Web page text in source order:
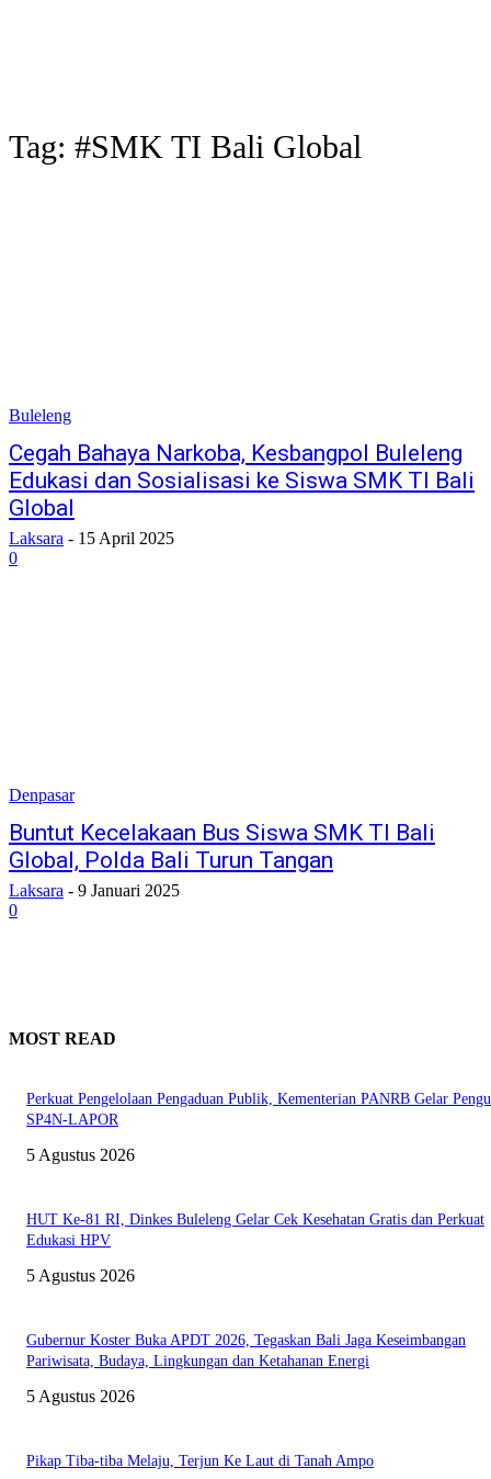
Tag: #SMK TI Bali Global
Buleleng
Cegah Bahaya Narkoba, Kesbangpol Buleleng
Edukasi dan Sosialisasi ke Siswa SMK TI Bali
Global
Laksara - 15 April 2025
0
Denpasar
Buntut Kecelakaan Bus Siswa SMK TI Bali
Global, Polda Bali Turun Tangan
Laksara - 9 Januari 2025
0
MOST READ
Perkuat Pengelolaan Pengaduan Publik, Kementerian PANRB Gelar
SP4N-LAPOR
5 Agustus 2026
HUT Ke-81 RI, Dinkes Buleleng Gelar Cek Kesehatan Gratis dan Perkuat
Edukasi HPV
5 Agustus 2026
Gubernur Koster Buka APDT 2026, Tegaskan Bali Jaga Keseimbangan
Pariwisata, Budaya, Lingkungan dan Ketahanan Energi
5 Agustus 2026
Pikap Tiba-tiba Melaju, Terjun Ke Laut di Tanah Ampo